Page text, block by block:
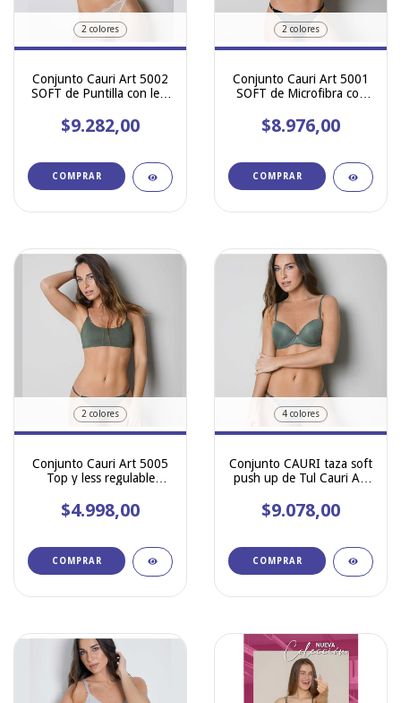
2 colores
Conjunto Cauri Art 5002
SOFT de Puntilla con less
$9.282,00
COMPRAR
2 colores
Conjunto Cauri Art 5001
SOFT de Microfibra con
$8.976,00
COMPRAR
2 colores
Conjunto Cauri Art 5005
Top y less regulable
$4.998,00
COMPRAR
4 colores
Conjunto CAURI taza soft
push up de Tul Cauri Art
$9.078,00
COMPRAR